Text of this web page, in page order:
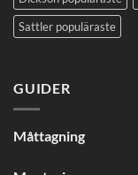
Sattler populäraste
GUIDER
Måttagning